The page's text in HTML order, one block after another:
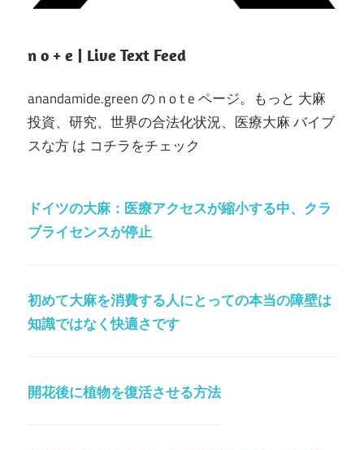
n o + e | Live Text Feed
anandamide.green の n o t e ページ。もっと 大麻
投資、研究、世界の合法化状況、医療大麻 バイブ
スな方 は コチラをチェック
ドイツの大麻：医療アクセスが縮小する中、クラ
ブライセンスが停止
初めて大麻を消費する人にとっての本当の障壁は
知識ではなく快適さです
開花後に植物を復活させる方法